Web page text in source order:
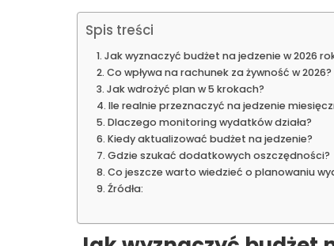
Spis treści
Jak wyznaczyć budżet na jedzenie w 2026
Co wpływa na rachunek za żywność w 2026?
Jak wdrożyć plan w 5 krokach?
Ile realnie przeznaczyć na jedzenie
Dlaczego monitoring wydatków działa?
Kiedy aktualizować budżet na jedzenie?
Gdzie szukać dodatkowych oszczędności?
Co jeszcze warto wiedzieć o planowaniu
Źródła: